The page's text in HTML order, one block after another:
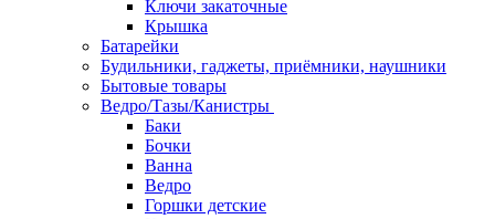
Ключи закаточные
Крышка
Батарейки
Будильники, гаджеты, приёмники, наушники
Бытовые товары
Ведро/Тазы/Канистры
Баки
Бочки
Ванна
Ведро
Горшки детские